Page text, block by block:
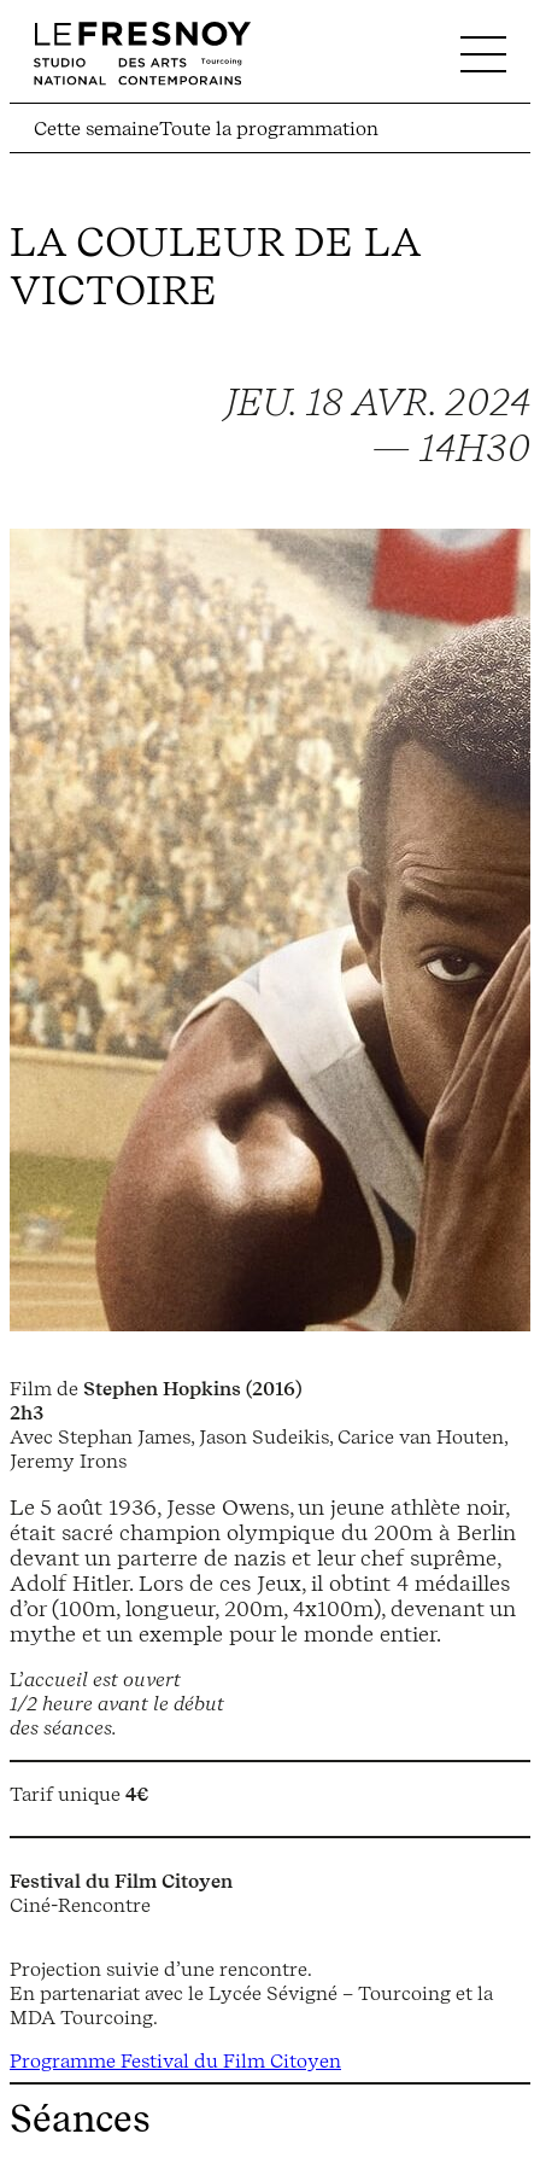
Cette semaineToute la programmation
LA COULEUR DE LA
VICTOIRE
JEU. 18 AVR. 2024
— 14H30
L’accueil est ouvert
1/2 heure avant le début
des séances.
Tarif unique 4€
Film de Stephen Hopkins (2016)
2h3
Avec Stephan James, Jason Sudeikis, Carice van Houten,
Jeremy Irons
Le 5 août 1936, Jesse Owens, un jeune athlète noir,
était sacré champion olympique du 200m à Berlin
devant un parterre de nazis et leur chef suprême,
Adolf Hitler. Lors de ces Jeux, il obtint 4 médailles
d’or (100m, longueur, 200m, 4x100m), devenant un
mythe et un exemple pour le monde entier.
Festival du Film Citoyen
Ciné-Rencontre
Projection suivie d’une rencontre.
En partenariat avec le Lycée Sévigné – Tourcoing et la
MDA Tourcoing.
Programme Festival du Film Citoyen
Séances